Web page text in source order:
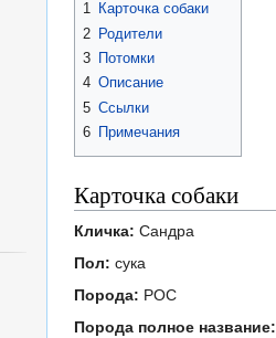
1 Карточка собаки
2 Родители
3 Потомки
4 Описание
5 Ссылки
6 Примечания
Карточка собаки
Кличка: Сандра
Пол: сука
Порода: РОС
Порода полное название: